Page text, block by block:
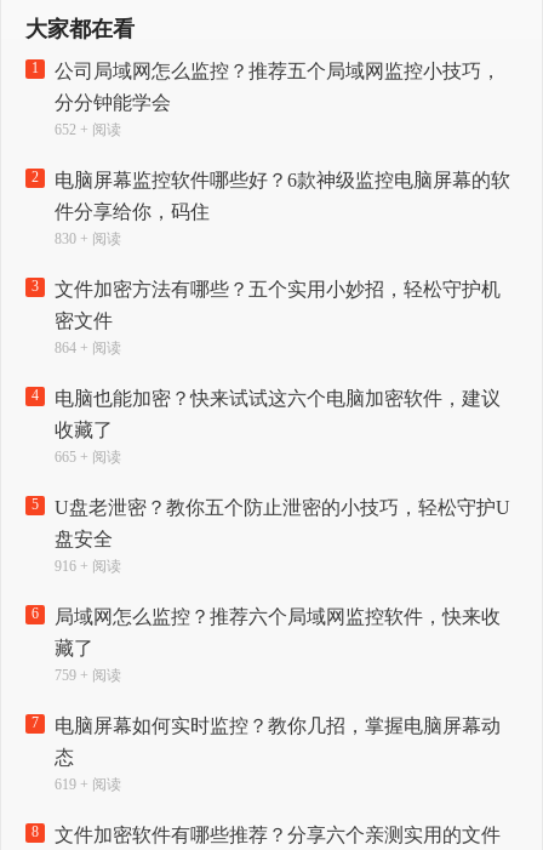
大家都在看
1
公司局域网怎么监控？推荐五个局域网监控小技巧，
分分钟能学会
652 + 阅读
2
电脑屏幕监控软件哪些好？6款神级监控电脑屏幕的软
件分享给你，码住
830 + 阅读
3
文件加密方法有哪些？五个实用小妙招，轻松守护机
密文件
864 + 阅读
4
电脑也能加密？快来试试这六个电脑加密软件，建议
收藏了
665 + 阅读
5
U盘老泄密？教你五个防止泄密的小技巧，轻松守护U
盘安全
916 + 阅读
6
局域网怎么监控？推荐六个局域网监控软件，快来收
藏了
759 + 阅读
7
电脑屏幕如何实时监控？教你几招，掌握电脑屏幕动
态
619 + 阅读
8 文件加密软件有哪些推荐？分享六个亲测实用的文件